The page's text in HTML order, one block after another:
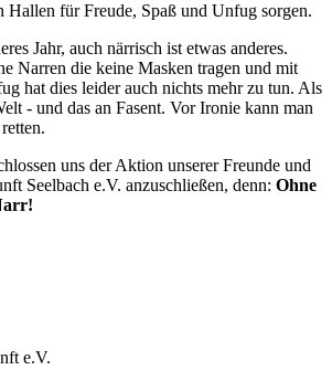
Hallen für Freude, Spaß und Unfug sorgen.
Jahr, auch närrisch ist etwas anderes.
Narren die keine Masken tragen und mit
hat dies leider auch nichts mehr zu tun. Als
- und das an Fasent. Vor Ironie kann man
uns der Aktion unserer Freunde und
Seelbach e.V. anzuschließen, denn: Ohne
e.V.